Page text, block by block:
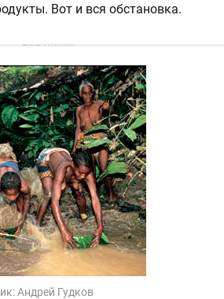
Вот и вся обстановка.
Андрей Гудков